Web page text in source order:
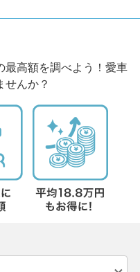
最高額を調べよう！愛車
せんか？